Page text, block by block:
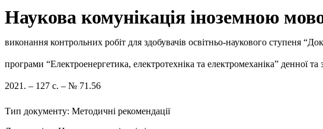
Наукова комунікація іноземною
виконання контрольних робіт для здобувачів освітньо-наукового ступеня
програми “Електроенергетика, електротехніка та електромеханіка”
2021. – 127 с. – № 71.56
Тип документу: Методичні рекомендації